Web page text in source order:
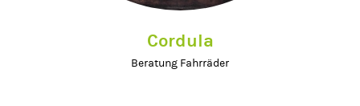
Cordula
Beratung Fahrräder